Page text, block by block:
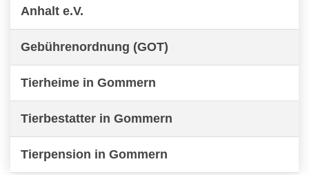
Anhalt e.V.
Gebührenordnung (GOT)
Tierheime in Gommern
Tierbestatter in Gommern
Tierpension in Gommern